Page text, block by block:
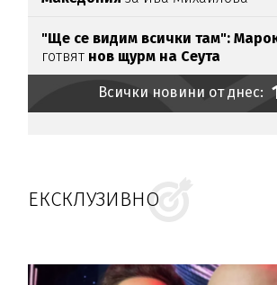
"Ще се видим всички там":
готвят нов щурм на Сеута
Всички новини от днес:
ЕКСКЛУЗИВНО